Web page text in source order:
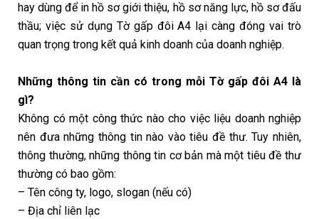
hay dùng để in hồ sơ giới thiệu, hồ sơ năng lực, hồ sơ đấu
thầu; việc sử dụng Tờ gấp đôi A4 lại càng đóng vai trò
quan trọng trong kết quả kinh doanh của doanh nghiệp.
Những thông tin cần có trong mỗi Tờ gấp đôi A4 là
gì?
Không có một công thức nào cho việc liệu doanh nghiệp
nên đưa những thông tin nào vào tiêu đề thư. Tuy nhiên,
thông thường, những thông tin cơ bản mà một tiêu đề thư
thường có bao gồm:
– Tên công ty, logo, slogan (nếu có)
– Địa chỉ liên lạc